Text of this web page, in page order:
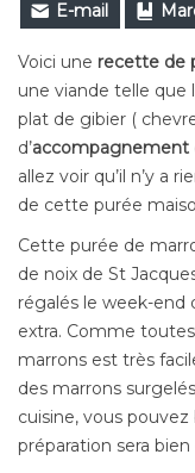
E-mail
Voici une recette de
une viande telle que
plat de gibier (
d’accompagnement
allez voir qu’il n’y a
de cette purée
Cette purée de
de noix de St
régalés le week-end
extra. Comme
marrons est très
des marrons
cuisine, vous pouvez
préparation sera